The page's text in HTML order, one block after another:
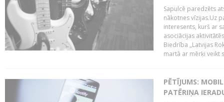
Sapulcē paredzēts
nākotnes vīzijas.Uz
interesents, kurš ar
asociācijas
Biedrība „Latvijas
martā ar mērķi veikt
PĒTĪJUMS:
PATĒRIŅA